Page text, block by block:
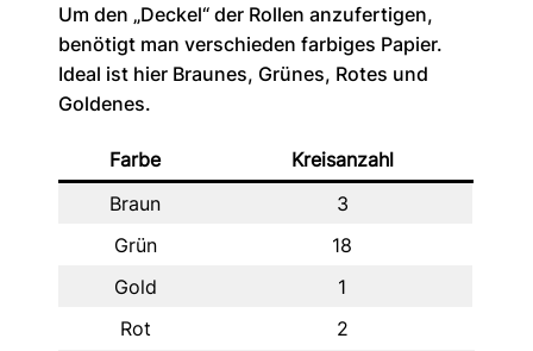
Um den „Deckel“ der Rollen anzufertigen,
benötigt man verschieden farbiges Papier.
Ideal ist hier Braunes, Grünes, Rotes und
Goldenes.
Farbe
Kreisanzahl
Braun
3
Grün
18
Gold
1
Rot
2